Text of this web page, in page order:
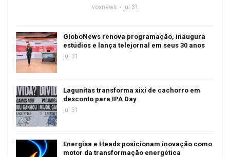
voxnews jul 31
GloboNews renova programação, inaugura
estúdios e lança telejornal em seus 30 anos
jul 31
Lagunitas transforma xixi de cachorro em
desconto para IPA Day
jul 31
Energisa e Heads posicionam inovação como
motor da transformação energética